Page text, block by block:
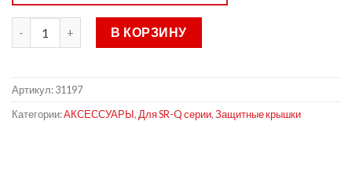
В КОРЗИНУ
Артикул:31197
Категории:АКСЕССУАРЫ,Для SR-Q серии,Защитные крышки